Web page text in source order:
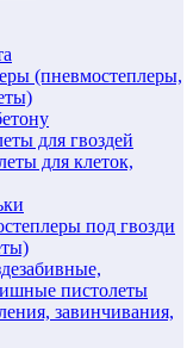
(пневмостеплеры,
для гвоздей
для клеток,
под гвозди
пистолеты
завинчивания,